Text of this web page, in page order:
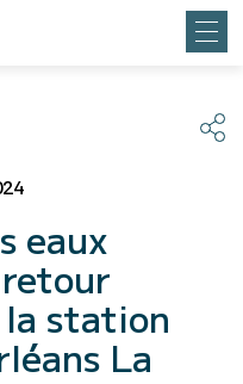
eaux
la station
La